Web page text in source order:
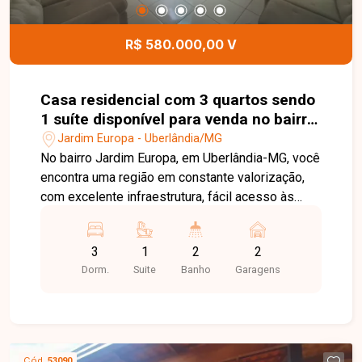
R$ 580.000,00 V
Casa residencial com 3 quartos sendo
1 suíte disponível para venda no bairro
Jardim Europa em Uberlândia-MG
Jardim Europa - Uberlândia/MG
No bairro Jardim Europa, em Uberlândia-MG, você
encontra uma região em constante valorização,
com excelente infraestrutura, fácil acesso às
supermercados, escolas, farmácias e diversos
comércios, proporcionando praticidade e
qualidade de vida. Casa disponível para venda
serviço e 2 vagas de garagem. O imóvel oferece
3
Dorm.
1
Suite
2
Banho
2
Garagens